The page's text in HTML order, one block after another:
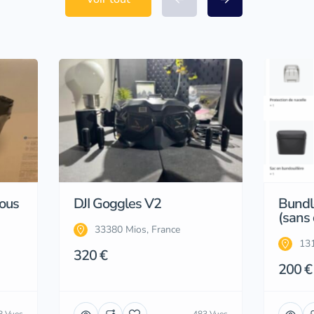
DJI Goggles V2
33380 Mios, France
320 €
200 €